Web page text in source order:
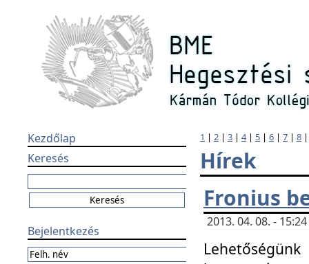
Kezdőlap
Keresés
Bejelentkezés
1 | 2 | 3 | 4| 5 | 6 | 7 | 8
Hírek
Fronius
2013. 04. 08. -